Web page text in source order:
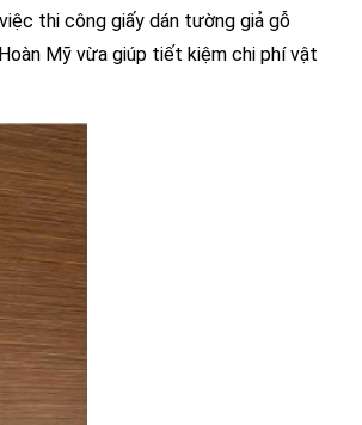
thi công giấy dán tường giả gỗ
Mỹ vừa giúp tiết kiệm chi phí vật